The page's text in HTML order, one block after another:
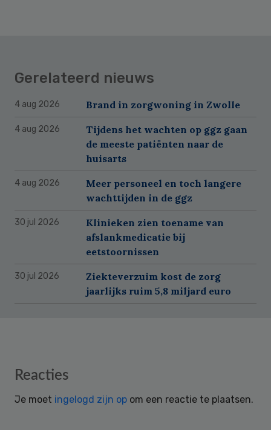
Gerelateerd nieuws
4 aug 2026 Brand in zorgwoning in Zwolle
4 aug 2026
Tijdens het wachten op ggz gaan
de meeste patiënten naar de
huisarts
4 aug 2026
Meer personeel en toch langere
wachttijden in de ggz
30 jul 2026
Klinieken zien toename van
afslankmedicatie bij
eetstoornissen
30 jul 2026
Ziekteverzuim kost de zorg
jaarlijks ruim 5,8 miljard euro
Reader
Reacties
Je moet ingelogd zijn op om een reactie te plaatsen.